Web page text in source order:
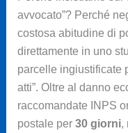
avvocato”? Perché
costosa abitudine di
direttamente in uno
parcelle ingiustificate
atti”. Oltre al danno
raccomandate INPS
postale per 30 giorni,